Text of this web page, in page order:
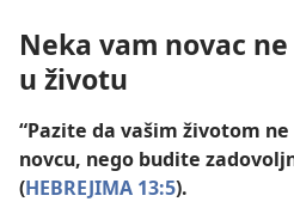
Neka vam novac
u životu
“Pazite da vašim životom
novcu, nego budite
(HEBREJIMA 13:5).